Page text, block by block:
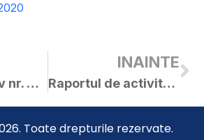
Anunț colectiv nr. 5849 / 25.02.2020
INAINTE
Raportul de activitate al primarului Orașului Curtici pentru anul 2019
Toate drepturile rezervate.